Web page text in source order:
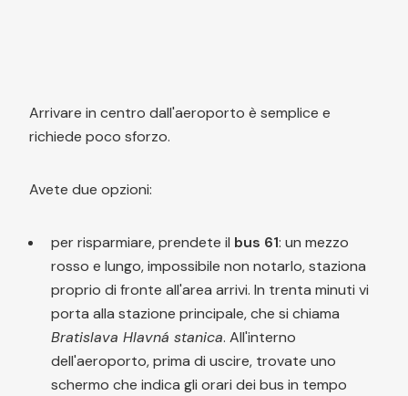
Arrivare in centro dall'aeroporto è semplice e
richiede poco sforzo.
Avete due opzioni:
per risparmiare, prendete il bus 61: un mezzo
rosso e lungo, impossibile non notarlo, staziona
proprio di fronte all'area arrivi. In trenta minuti vi
porta alla stazione principale, che si chiama
Bratislava Hlavná stanica. All'interno
dell'aeroporto, prima di uscire, trovate uno
schermo che indica gli orari dei bus in tempo